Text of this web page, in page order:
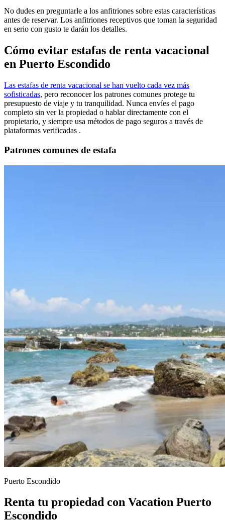
No dudes en preguntarle a los anfitriones sobre estas características
antes de reservar. Los anfitriones receptivos que toman la seguridad
en serio con gusto te darán los detalles.
Cómo evitar estafas de renta vacacional
en Puerto Escondido
Las estafas de renta vacacional se han vuelto cada vez más
sofisticadas, pero reconocer los patrones comunes protege tu
presupuesto de viaje y tu tranquilidad. Nunca envíes el pago
completo sin ver la propiedad o hablar directamente con el
propietario, y siempre usa métodos de pago seguros a través de
plataformas verificadas .
Patrones comunes de estafa
Puerto Escondido
Renta tu propiedad con Vacation Puerto
Escondido